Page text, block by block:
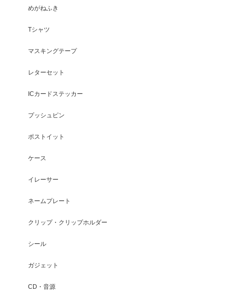
めがねふき
Tシャツ
マスキングテープ
レターセット
ICカードステッカー
プッシュピン
ポストイット
ケース
イレーサー
ネームプレート
クリップ・クリップホルダー
シール
ガジェット
CD・音源